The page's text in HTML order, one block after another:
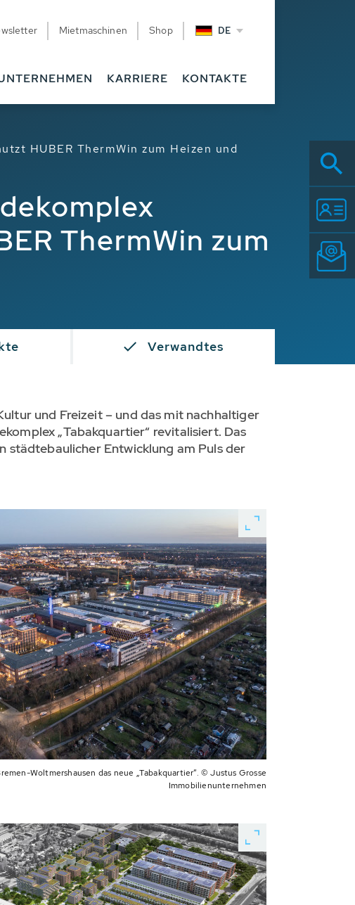
Mietmaschinen Shop DE
KARRIERE KONTAKTE
HUBER ThermWin zum Heizen und
ThermWin zum
Verwandtes
und Freizeit – und das mit nachhaltiger
„Tabakquartier“ revitalisiert. Das
städtebaulicher Entwicklung am Puls der
Woltmershausen das neue „Tabakquartier“. © Justus Grosse
Immobilienunternehmen